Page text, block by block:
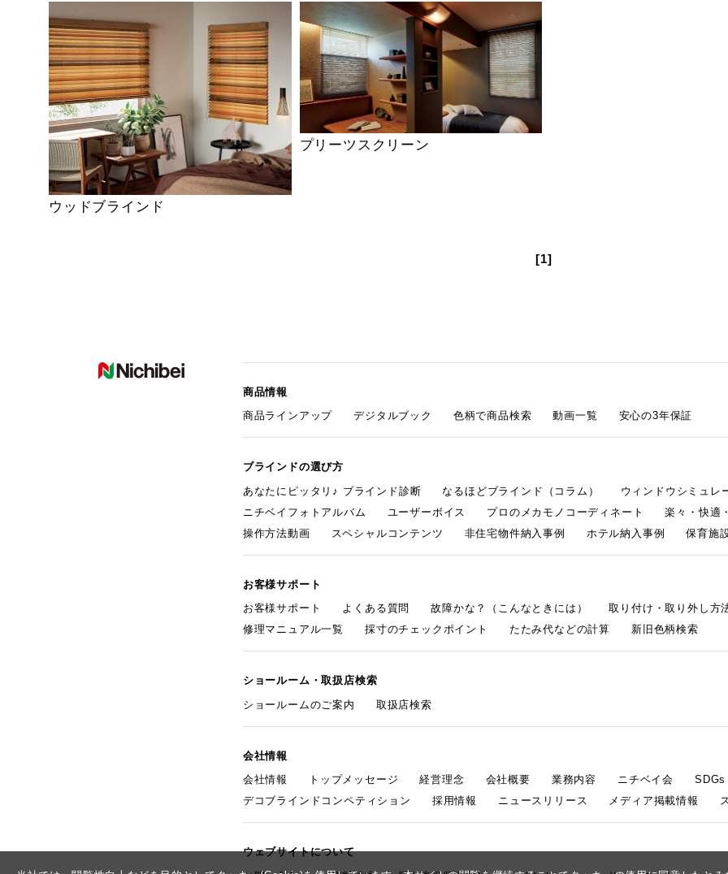
ウッドブラインド
プリーツスクリーン
[1]
商品情報
商品ラインアップ
デジタルブック 色柄で商品検索 動画一覧 安心の3年保証
ブラインドの選び方
あなたにピッタリ♪ ブラインド診断
なるほどブラインド（コラム）
ウィンドウシミュレ
ニチベイフォトアルバム
ユーザーボイス プロのメカモノコーディネート
楽々・快適
操作方法動画
スペシャルコンテンツ 非住宅物件納入事例 ホテル納入事例 保育施
お客様サポート
お客様サポート
よくある質問 故障かな？（こんなときには）
取り付け・取り外し方
修理マニュアル一覧
採寸のチェックポイント たたみ代などの計算 新旧色柄検索
ショールーム・取扱店検索
ショールームのご案内
取扱店検索
会社情報
会社情報
トップメッセージ 経営理念 会社概要 業務内容 ニチベイ会
SDGs
デコブラインドコンペティション
採用情報 ニュースリリース メディア掲載情報
ウェブサイトについて